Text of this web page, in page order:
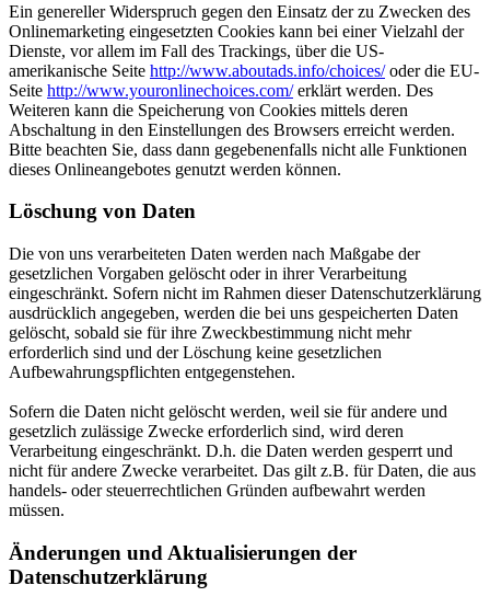
Ein genereller Widerspruch gegen den Einsatz der zu Zwecken des
Onlinemarketing eingesetzten Cookies kann bei einer Vielzahl der
Dienste, vor allem im Fall des Trackings, über die US-
amerikanische Seite http://www.aboutads.info/choices/oder die EU-
Seite http://www.youronlinechoices.com/erklärt werden. Des
Weiteren kann die Speicherung von Cookies mittels deren
Abschaltung in den Einstellungen des Browsers erreicht werden.
Bitte beachten Sie, dass dann gegebenenfalls nicht alle Funktionen
dieses Onlineangebotes genutzt werden können.
Löschung von Daten
Die von uns verarbeiteten Daten werden nach Maßgabe der
gesetzlichen Vorgaben gelöscht oder in ihrer Verarbeitung
eingeschränkt. Sofern nicht im Rahmen dieser Datenschutzerklärung
ausdrücklich angegeben, werden die bei uns gespeicherten Daten
gelöscht, sobald sie für ihre Zweckbestimmung nicht mehr
erforderlich sind und der Löschung keine gesetzlichen
Aufbewahrungspflichten entgegenstehen.
Sofern die Daten nicht gelöscht werden, weil sie für andere und
gesetzlich zulässige Zwecke erforderlich sind, wird deren
Verarbeitung eingeschränkt. D.h. die Daten werden gesperrt und
nicht für andere Zwecke verarbeitet. Das gilt z.B. für Daten, die aus
handels- oder steuerrechtlichen Gründen aufbewahrt werden
müssen.
Änderungen und Aktualisierungen der
Datenschutzerklärung